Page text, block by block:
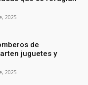
2025
de
juguetes y
2025